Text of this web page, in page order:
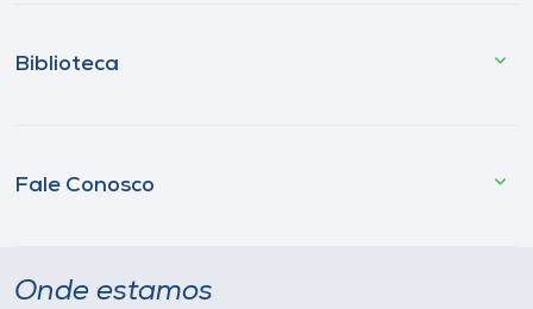
Biblioteca
Fale Conosco
Onde estamos